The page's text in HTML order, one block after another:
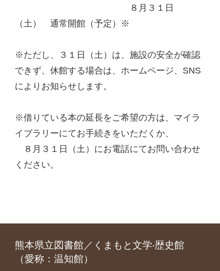
８月３１日
（土） 通常開館（予定）※
※ただし、３１日（土）は、施設の安全が確認
できず、休館する場合は、ホームページ、SNS
によりお知らせします。
※借りている本の延長をご希望の方は、マイラ
イブラリーにてお手続きをいただくか、
８月３１日（土）にお電話にてお問い合わせ
ください。
熊本県立図書館／くまもと文学‧歴史館
（愛称：温知館）